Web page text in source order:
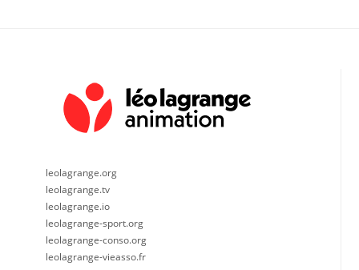
leolagrange.org
leolagrange.tv
leolagrange.io
leolagrange-sport.org
leolagrange-conso.org
leolagrange-vieasso.fr